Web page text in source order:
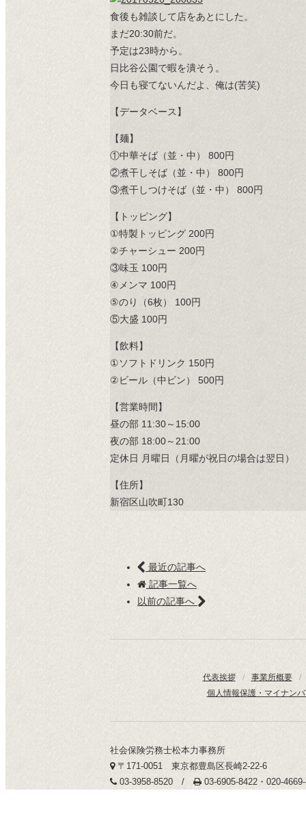
食後も雑談して店をあとにした。
まだ20:30前だ。
予定は23時から。
日比谷公園で暇を潰そう。
今日も寝てないんだよ、俺は(苦笑)
【データベース】
【麺】
①中華そば（並・中） 800円
②煮干しそば（並・中） 800円
③煮干しつけそば（並・中） 800円
【トッピング】
①特製トッピング 200円
②チャーシュー 200円
③味玉 100円
④メンマ 100円
⑤のり（6枚） 100円
⑤大盛 100円
【飲料】
①ソフトドリンク 150円
②ビール（中ビン） 500円
【営業時間】
昼の部 11:30～15:00
夜の部 18:00～21:00
定休日 月曜日（月曜が祝日の場合は翌日）
【住所】
新宿区山吹町130
最近の記事へ
記事一覧へ
以前の記事へ
代表挨拶 / 事業所概要
/
個人情報保護・マイナン
社会保険労務士松本力事務所
〒171-0051 東京都豊島区長崎2-22-6
03-3958-8520 /
03-6905-8422・020-